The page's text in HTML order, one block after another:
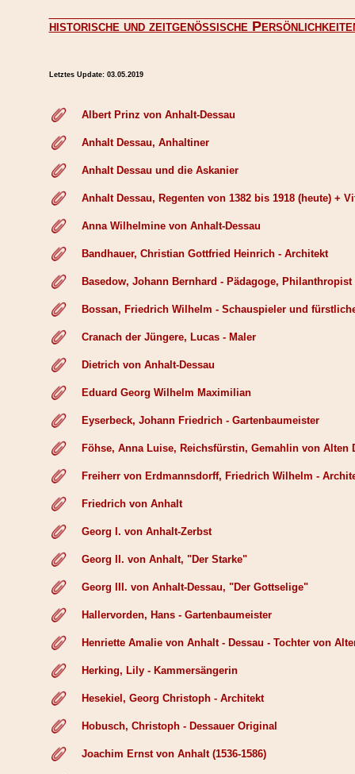
historische und zeitgenössische
Letztes Update: 03.05.2019
Albert Prinz von Anhalt-Dessau
Anhalt Dessau, Anhaltiner
Anhalt Dessau und die Askanier
Anhalt Dessau, Regenten von 1382 bis 1918 (heute) +
Anna Wilhelmine von Anhalt-Dessau
Bandhauer, Christian Gottfried Heinrich - Architekt
Basedow, Johann Bernhard - Pädagoge, Philanthropist
Bossan, Friedrich Wilhelm - Schauspieler und
Cranach der Jüngere, Lucas - Maler
Dietrich von Anhalt-Dessau
Eduard Georg Wilhelm Maximilian
Eyserbeck, Johann Friedrich - Gartenbaumeister
Föhse, Anna Luise, Reichsfürstin, Gemahlin von Alten
Freiherr von Erdmannsdorff, Friedrich Wilhelm -
Friedrich von Anhalt
Georg I. von Anhalt-Zerbst
Georg II. von Anhalt, "Der Starke"
Georg III. von Anhalt-Dessau, "Der Gottselige"
Hallervorden, Hans - Gartenbaumeister
Henriette Amalie von Anhalt - Dessau - Tochter von
Herking, Lily - Kammersängerin
Hesekiel, Georg Christoph - Architekt
Hobusch, Christoph - Dessauer Original
Joachim Ernst von Anhalt (1536-1586)